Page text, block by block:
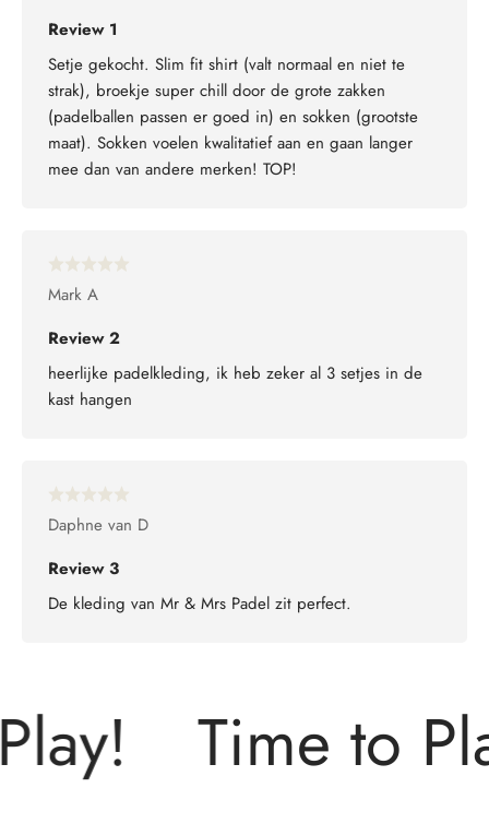
Review 1
Setje gekocht. Slim fit shirt (valt normaal en niet te
strak), broekje super chill door de grote zakken
(padelballen passen er goed in) en sokken (grootste
maat). Sokken voelen kwalitatief aan en gaan langer
mee dan van andere merken! TOP!
Mark A
Review 2
heerlijke padelkleding, ik heb zeker al 3 setjes in de
kast hangen
Daphne van D
Review 3
De kleding van Mr & Mrs Padel zit perfect.
Time to